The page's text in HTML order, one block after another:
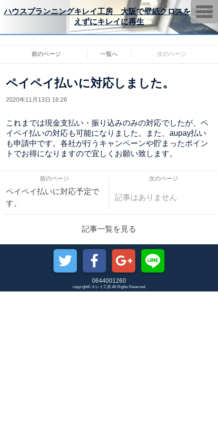
ハウスプランニングキレイ工房 大阪で壁紙クロスを張り替
えずにキレイに再生
前のページ 一覧へ 次のページ
ペイペイ払いに対応しました。
2020年11月13日 16:26
これまでは現金支払い・振り込みのみの対応でしたが、ペ
イペイ払いの対応も可能になりました。また、aupay払い
も申請中です。各社が行うキャンペーンや貯まったポイン
トでお得になりますので宜しくお願い致します。
前のページ
ペイペイ払いに対応予定で
す。
次のページ
記事はありません
記事一覧を見る
T
o
g
g
e
n
0644001260
copyright© キレイ工房 All Rights Reserved.